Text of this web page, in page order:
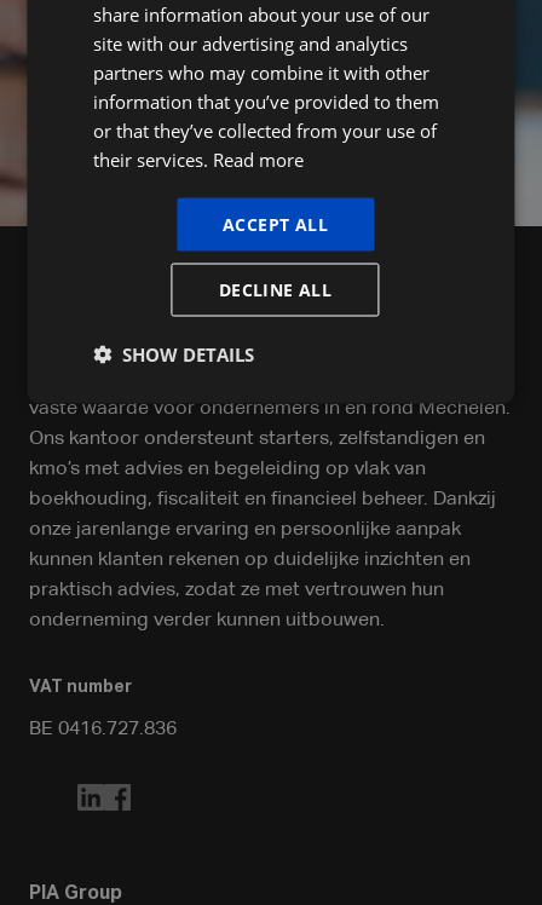
E-mail
Subscribe
vaste waarde voor ondernemers in en rond Mechelen.
Ons kantoor ondersteunt starters, zelfstandigen en
kmo’s met advies en begeleiding op vlak van
boekhouding, fiscaliteit en financieel beheer. Dankzij
onze jarenlange ervaring en persoonlijke aanpak
kunnen klanten rekenen op duidelijke inzichten en
praktisch advies, zodat ze met vertrouwen hun
onderneming verder kunnen uitbouwen.
VAT number
BE 0416.727.836
PIA Group
share information about your use of our
site with our advertising and analytics
partners who may combine it with other
information that you’ve provided to them
or that they’ve collected from your use of
their services. Read more
ACCEPT ALL
DECLINE ALL
SHOW DETAILS